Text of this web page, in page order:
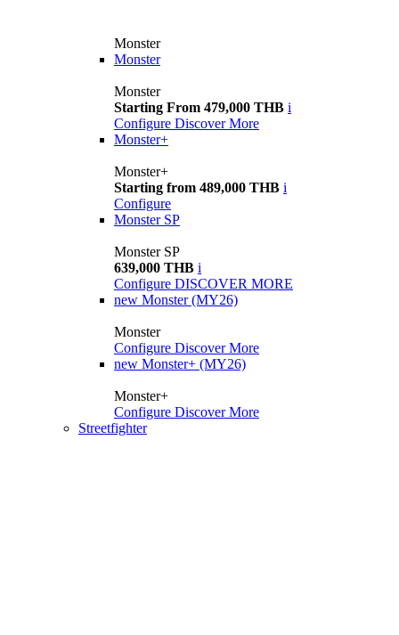
Monster
Monster
Monster
Starting From 479,000 THB i
Configure Discover More
Monster+
Monster+
Starting from 489,000 THB i
Configure
Monster SP
Monster SP
639,000 THB i
Configure DISCOVER MORE
new Monster (MY26)
Monster
Configure Discover More
new Monster+ (MY26)
Monster+
Configure Discover More
Streetfighter